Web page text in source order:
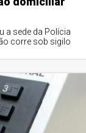
a sede da Polícia
corre sob sigilo